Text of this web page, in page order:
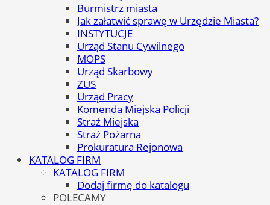
Burmistrz miasta
Jak załatwić sprawę w Urzędzie Miasta?
INSTYTUCJE
Urząd Stanu Cywilnego
MOPS
Urząd Skarbowy
ZUS
Urząd Pracy
Komenda Miejska Policji
Straż Miejska
Straż Pożarna
Prokuratura Rejonowa
KATALOG FIRM
KATALOG FIRM
Dodaj firmę do katalogu
POLECAMY